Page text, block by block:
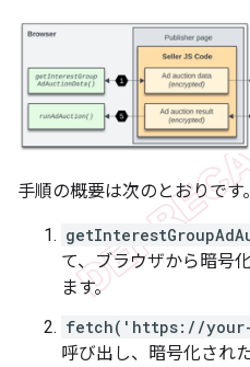
手順の概要は次のとおりです。
て、ブラウザから暗号
ます。
fetch('https://your-
呼び出し、暗号化され